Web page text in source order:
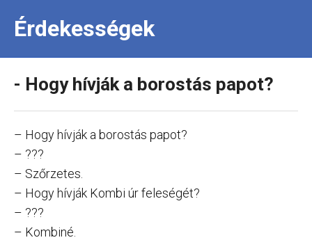
Érdekességek
- Hogy hívják a borostás papot?
– Hogy hívják a borostás papot?
– ???
– Szőrzetes.
– Hogy hívják Kombi úr feleségét?
– ???
– Kombiné.